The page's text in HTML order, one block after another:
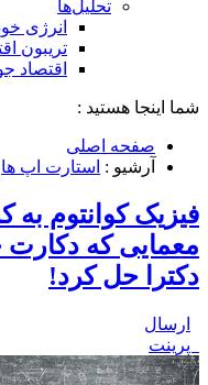
تحلیل‌ها
انرژی
تریبون
اقتصاد
شما اینجا هستید :
صفحه اصلی
آرشیو : استارت اپ ها
فیزیک کوانتوم
معمایی که
دکترا حل کرد!
ارسال
پرینت